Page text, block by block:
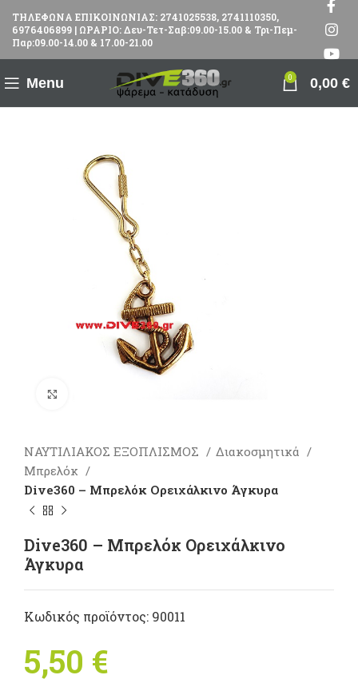
ΤΗΛΕΦΩΝΑ ΕΠΙΚΟΙΝΩΝΙΑΣ: 2741025538, 2741110350,
6976406899 | ΩΡΑΡΙΟ: Δευ-Τετ-Σαβ:09.00-15.00 & Τρι-Πεμ-
Παρ:09.00-14.00 & 17.00-21.00
Menu 0 0,00 €
ΝΑΥΤΙΛΙΑΚΟΣ ΕΞΟΠΛΙΣΜΟΣ
Διακοσμητικά
Μπρελόκ
Dive360 – Μπρελόκ Ορειχάλκινο Άγκυρα
Dive360 – Μπρελόκ Ορειχάλκινο
Άγκυρα
Κωδικός προϊόντος: 90011
5,50 €